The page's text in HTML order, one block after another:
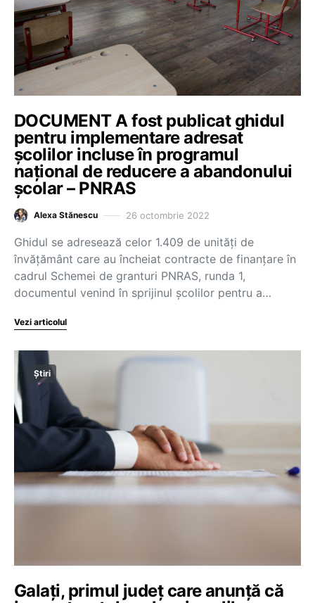
DOCUMENT A fost publicat ghidul
pentru implementare adresat
școlilor incluse în programul
național de reducere a abandonului
școlar – PNRAS
Alexa Stănescu 26 octombrie 2022
Ghidul se adresează celor 1.409 de unități de
învățământ care au încheiat contracte de finanțare în
cadrul Schemei de granturi PNRAS, runda 1,
documentul venind în sprijinul școlilor pentru a…
Vezi articolul
Știri
Galați, primul județ care anunță că